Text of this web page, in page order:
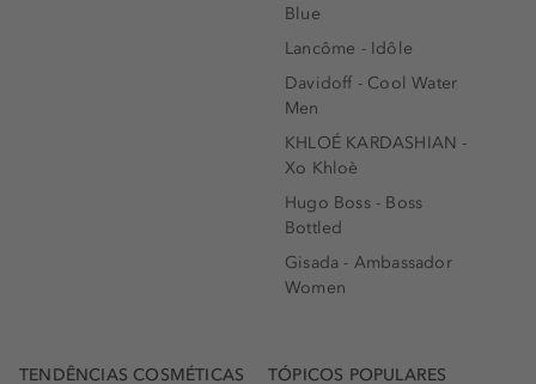
Blue
Lancôme - Idôle
Davidoff - Cool Water
Men
KHLOÉ KARDASHIAN -
Xo Khloè
Hugo Boss - Boss
Bottled
Gisada - Ambassador
Women
TENDÊNCIAS COSMÉTICAS TÓPICOS POPULARES